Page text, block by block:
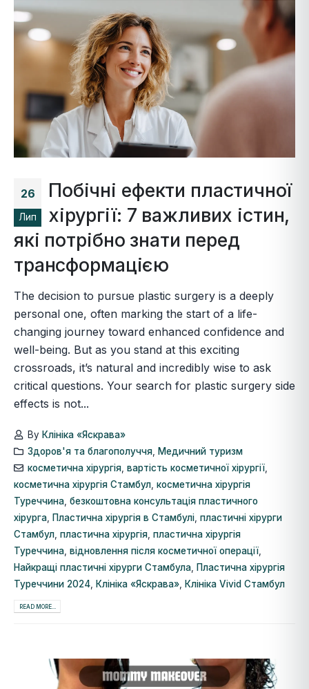
26
Лип
Побічні ефекти пластичної
хірургії: 7 важливих істин,
які потрібно знати перед
трансформацією
The decision to pursue plastic surgery is a deeply
personal one, often marking the start of a life-
changing journey toward enhanced confidence and
well-being. But as you stand at this exciting
crossroads, it’s natural and incredibly wise to ask
critical questions. Your search for plastic surgery side
effects is not...
By Клініка «Яскрава»
Здоров'я та благополуччя,
Медичний туризм
косметична хірургія, вартість косметичної хірургії,
косметична хірургія Стамбул косметична хірургія
Туреччина безкоштовна консультація пластичного
хірурга
Пластична хірургія в Стамбулі пластичні хірурги
Стамбул пластична хірургія пластична хірургія
Туреччина відновлення після косметичної операції
Найкращі пластичні хірурги Стамбула
Пластична хірургія
Туреччини 2024
Клініка «Яскрава» Клініка Vivid Стамбул
READ MORE...